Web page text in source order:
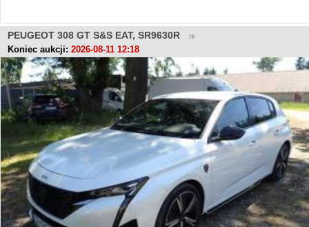
PEUGEOT 308 GT S&S EAT, SR9630R
Koniec aukcji: 2026-08-11 12:18